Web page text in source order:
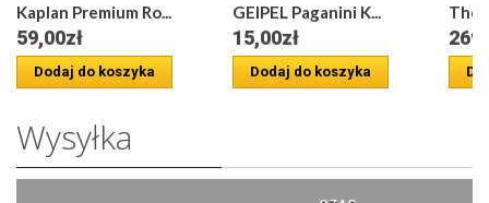
Kaplan Premium Ro...
59,00zł
Dodaj do koszyka
GEIPEL Paganini K...
15,00zł
Dodaj do koszyka
Wysyłka